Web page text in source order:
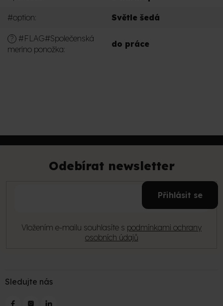
#option: Světle šedá
?
#FLAG#Společenská
merino ponožka:
do práce
Odebírat newsletter
Vložením e-mailu souhlasíte s podmínkami ochrany
osobních údajů
Přihlásit se
Sledujte nás